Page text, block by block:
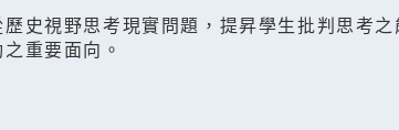
史視野思考現實問題，提昇學生批判思考
重要面向。